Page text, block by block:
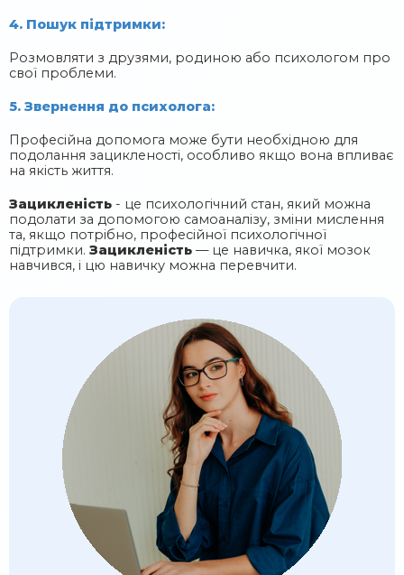
4. Пошук підтримки:
Розмовляти з друзями, родиною або психологом про
свої проблеми.
5. Звернення до психолога:
Професійна допомога може бути необхідною для
подолання зацикленості, особливо якщо вона впливає
на якість життя.
Зацикленість - це психологічний стан, який можна
подолати за допомогою самоаналізу, зміни мислення
та, якщо потрібно, професійної психологічної
підтримки. Зацикленість — це навичка, якої мозок
навчився, і цю навичку можна перевчити.